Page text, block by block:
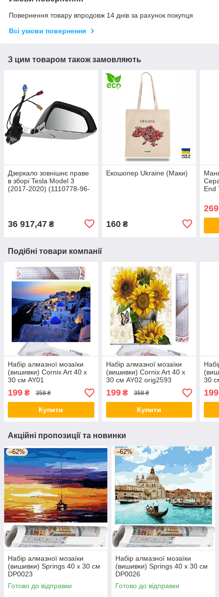
Повернення товару впродовж 14 днів за рахунок покупця
Всі умови повернення
З цим товаром також замовляють
Дзеркало зовнішнє праве
в зборі Tesla Model 3
(2017-2020) (1110778-96-
36 917,47 ₴
Екошопер Ukraine (Маки)
160₴
End
269
Подібні товари компанії
Набір алмазної мозаїки
(вишивки) Cornix Art 40 x
30 см AY01
199 ₴ 358 ₴
Купити
Набір алмазної мозаїки
(вишивки) Cornix Art 40 x
30 см AY02 orig2593
199₴ 358 ₴
Купити
30
199
Акційні пропозиції та новинки
–62%
Набір алмазної мозаїки
(вишивки) Springs 40 x 30 см
DP0023
Готово до відправки
–62%
Набір алмазної мозаїки
(вишивки) Springs 40 x 30 см
DP0026
Готово до відправки